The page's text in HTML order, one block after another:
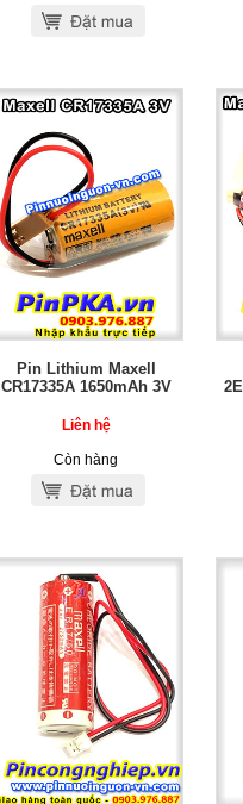
Pin Lithium Maxell
CR17335A 1650mAh 3V
Liên hệ
Còn hàng